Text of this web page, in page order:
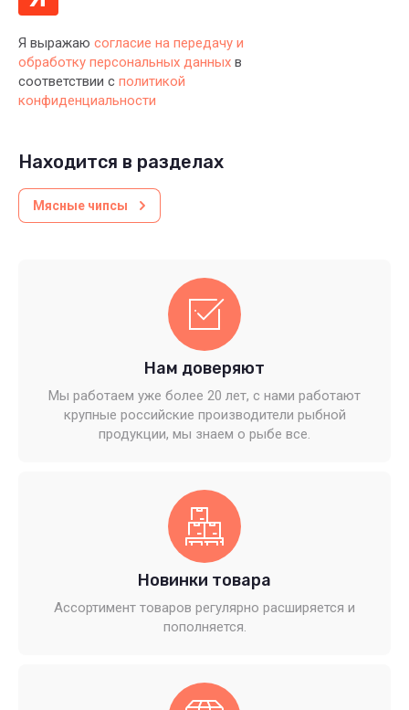
Я выражаю согласие на передачу и
обработку персональных данных в
соответствии с политикой
конфиденциальности
Находится в разделах
Мясные чипсы
Нам доверяют
Мы работаем уже более 20 лет, с нами работают
крупные российские производители рыбной
продукции, мы знаем о рыбе все.
Новинки товара
Ассортимент товаров регулярно расширяется и
пополняется.